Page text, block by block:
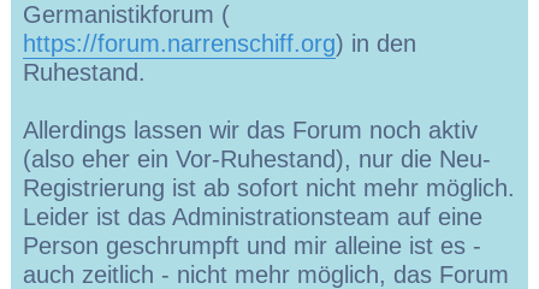
Germanistikforum (
https://forum.narrenschiff.org) in den
Ruhestand.
Allerdings lassen wir das Forum noch aktiv
(also eher ein Vor-Ruhestand), nur die Neu-
Registrierung ist ab sofort nicht mehr möglich.
Leider ist das Administrationsteam auf eine
Person geschrumpft und mir alleine ist es -
auch zeitlich - nicht mehr möglich, das Forum